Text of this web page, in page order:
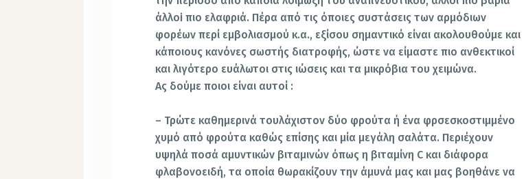
άλλoi πιο ελαφριά. Πέρα από τις όποιες συστάσεις των αρμόδιων
φορέων περί εμβολιασμού κ.α., εξίσου σημαντικό είναι ακολουθούμε και
κάποιους κανόνες σωστής διατροφής, ώστε να είμαστε πιο ανθεκτικοί
και λιγότερο ευάλωτοι στις ιώσεις και τα μικρόβια του χειμώνα.
Ας δούμε ποιοι είναι αυτοί :
– Τρώτε καθημερινά τουλάχιστον δύο φρούτα ή ένα φρσεσκοστιμμένο
χυμό από φρούτα καθώς επίσης και μία μεγάλη σαλάτα. Περιέχουν
υψηλά ποσά αμυντικών βιταμινών όπως η βιταμίνη C και διάφορα
φλαβονοειδή, τα οποία θωρακίζουν την άμυνά μας και μας βοηθάνε να